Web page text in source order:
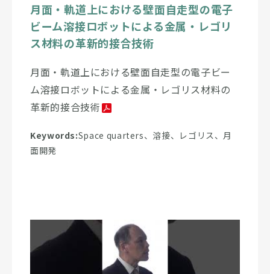
月面・軌道上における壁面自走型の電子
ビーム溶接ロボットによる金属・レゴリ
ス材料の革新的接合技術
月面・軌道上における壁面自走型の電子ビー
ム溶接ロボットによる金属・レゴリス材料の
革新的接合技術
Keywords:Space quarters、溶接、レゴリス、月
面開発